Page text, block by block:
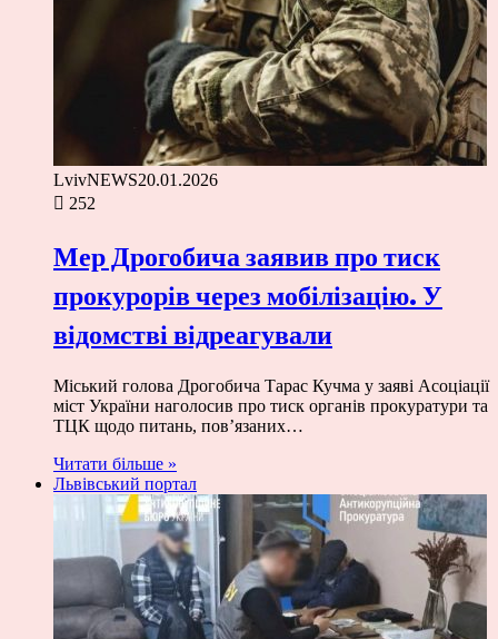
LvivNEWS20.01.2026
252
Мер Дрогобича заявив про тиск
прокурорів через мобілізацію. У
відомстві відреагували
Міський голова Дрогобича Тарас Кучма у заяві Асоціації
міст України наголосив про тиск органів прокуратури та
ТЦК щодо питань, пов’язаних…
Читати більше »
Львівський портал